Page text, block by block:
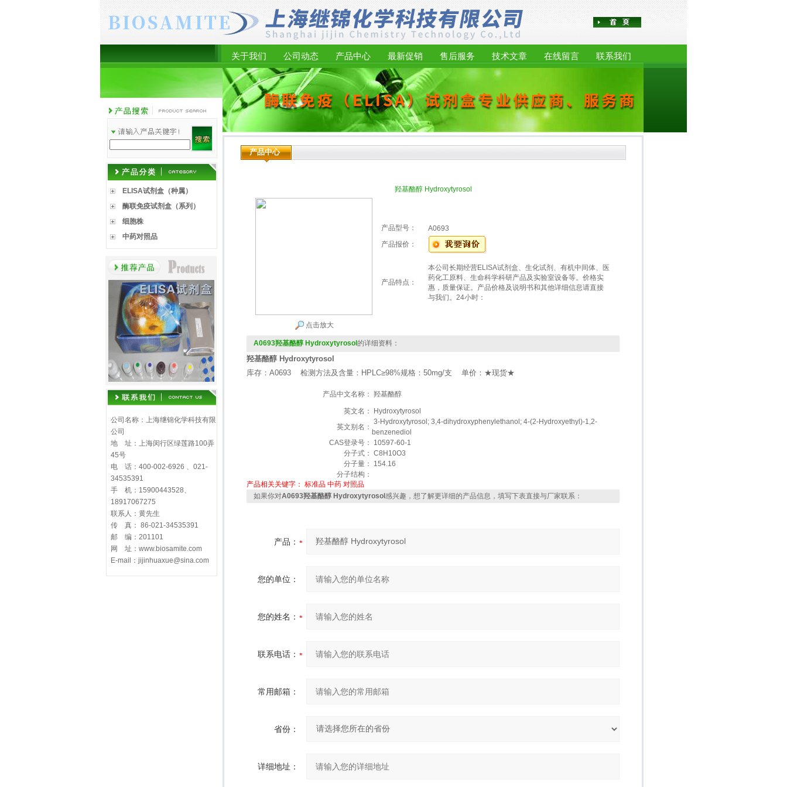
关于我们 公司动态 产品中心 最新促销 售后服务 技术文章 在线留言 联系我们
ELISA试剂盒（种属）
酶联免疫试剂盒（系列）
细胞株
中药对照品
公司名称：上海继锦化学科技有限
公司
地 址：上海闵行区绿莲路100弄
45号
电 话：400-002-6926 、021-
34535391
手 机：15900443528、
18917067275
联系人：黄先生
传 真： 86-021-34535391
邮 编：201101
网 址：www.biosamite.com
E-mail：jijinhuaxue@sina.com
产品中心
羟基酪醇 Hydroxytyrosol
点击放大
产品型号：
A0693
产品报价：
产品特点：
本公司长期经营ELISA试剂盒、生化试剂、有机中间体、医
药化工原料、生命科学科研产品及实验室设备等。价格实
惠，质量保证。产品价格及说明书和其他详细信息请直接
与我们。24小时：
A0693羟基酪醇 Hydroxytyrosol 的详细资料：
羟基酪醇 Hydroxytyrosol
库存：A0693 检测方法及含量：HPLC≥98%规格：50mg/支 单价：★现货★
产品中文名称： 羟基酪醇
英文名：
Hydroxytyrosol
英文别名：
3-Hydroxytyrosol; 3,4-dihydroxyphenylethanol; 4-(2-Hydroxyethyl)-1,2-
benzenediol
CAS登录号：
10597-60-1
分子式： C8H10O3
分子量：
154.16
分子结构：
产品相关关键字： 标准品 中药 对照品
如果你对A0693羟基酪醇 Hydroxytyrosol 感兴趣，想了解更详细的产品信息，填写下表直接与厂家联系：
产品：
您的单位：
您的姓名：
联系电话：
常用邮箱：
省份：
详细地址：